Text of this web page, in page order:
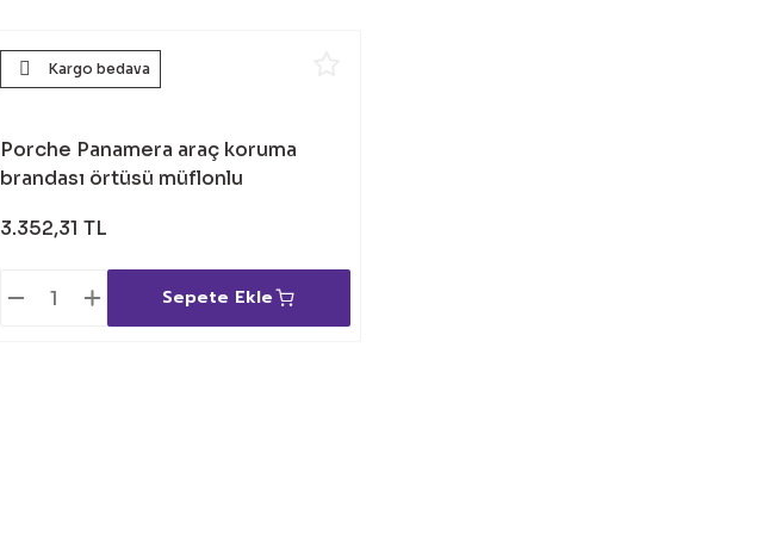
Kargo bedava
Porche Panamera araç koruma
brandası örtüsü müflonlu
3.352,31 TL
Sepete Ekle